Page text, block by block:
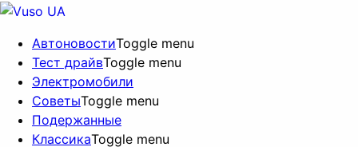
АвтоновостиToggle menu
Тест драйвToggle menu
Электромобили
СоветыToggle menu
Подержанные
КлассикаToggle menu